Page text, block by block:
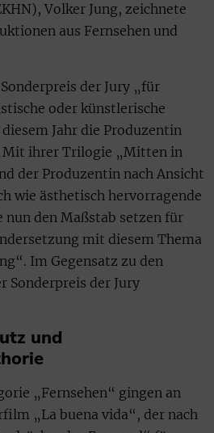
Volker Jung, zeichnete
aus Fernsehen und
der Jury „für
oder künstlerische
Jahr die Produzentin
Mit ihrer Trilogie „Mitten in
der Produzentin nach Ansicht
wie ästhetisch hervorragende
nun den Maßstab setzen für
mit diesem Thema
Im Gegensatz zu den
Sonderpreis der Jury
und
„Fernsehen“ gingen an
„La buena vida“, der nach